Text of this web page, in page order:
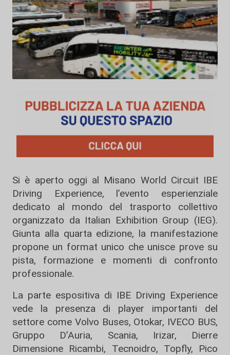
Si è aperto oggi al Misano World Circuit IBE
Driving Experience, l’evento esperienziale
dedicato al mondo del trasporto collettivo
organizzato da Italian Exhibition Group (IEG).
Giunta alla quarta edizione, la manifestazione
propone un format unico che unisce prove su
pista, formazione e momenti di confronto
professionale.
La parte espositiva di IBE Driving Experience
vede la presenza di player importanti del
settore come Volvo Buses, Otokar, IVECO BUS,
Gruppo D’Auria, Scania, Irizar, Dierre
Dimensione Ricambi, Tecnoidro, Topfly, Pico